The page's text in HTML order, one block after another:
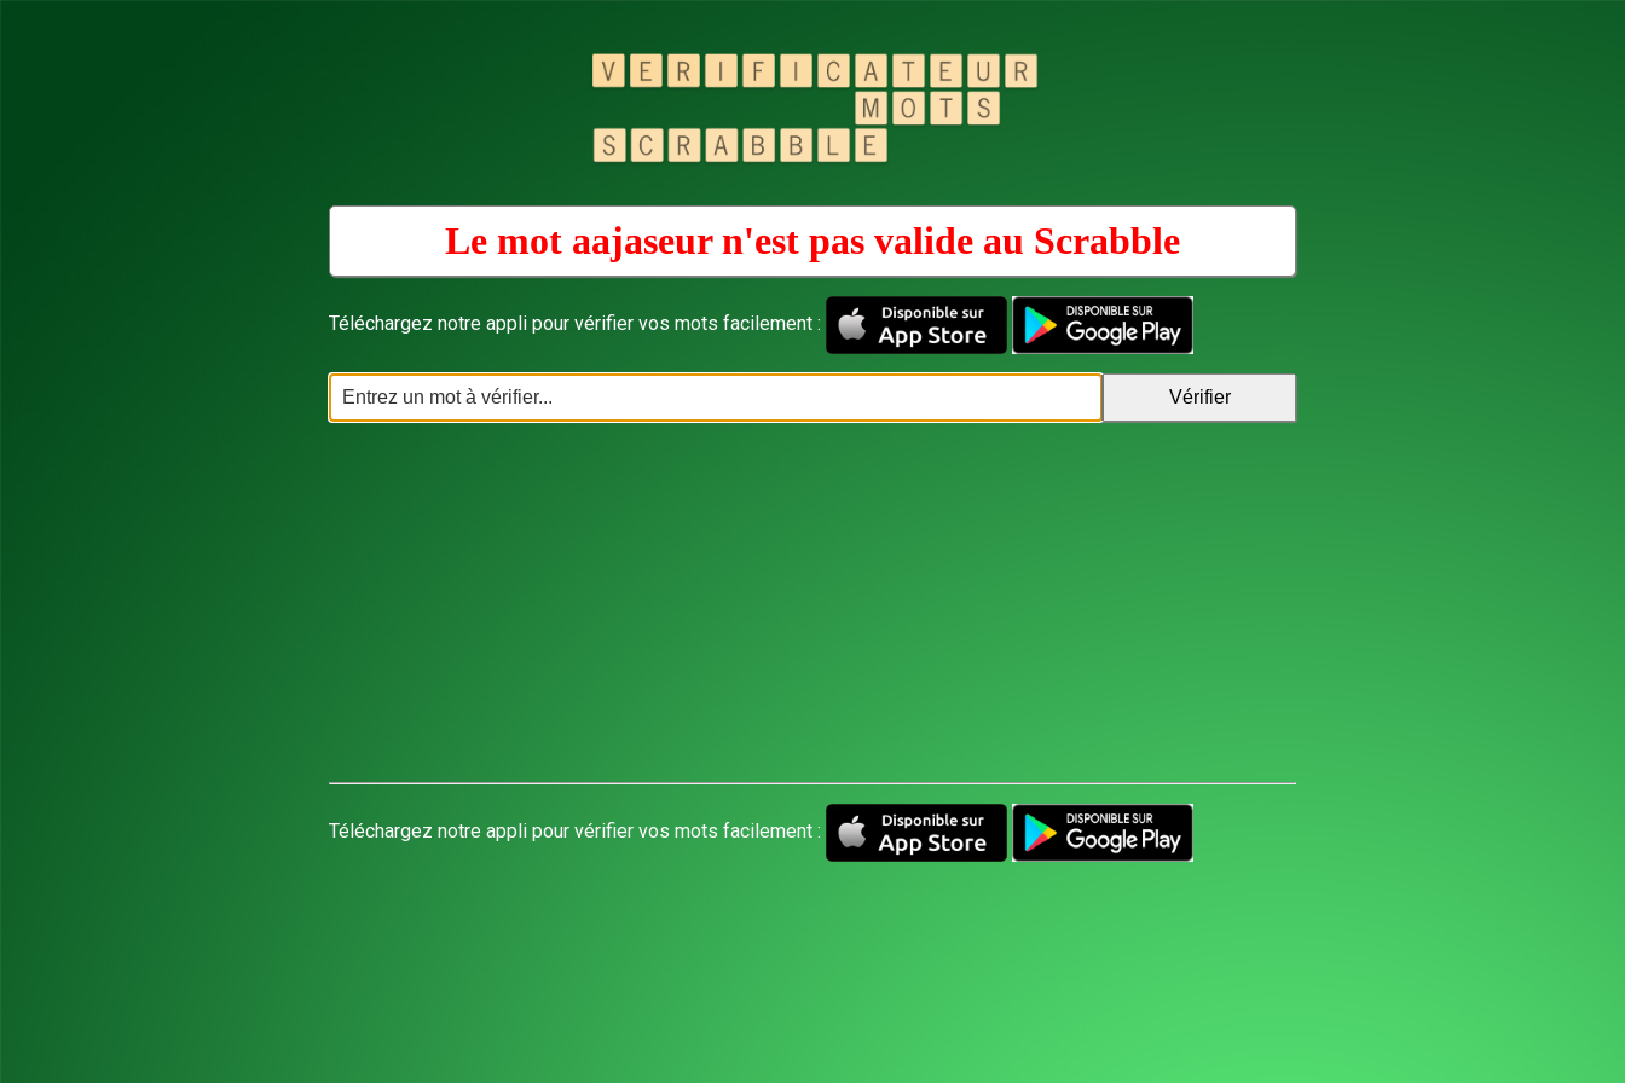
Le mot aajaseur n'est pas valide au Scrabble
Téléchargez notre appli pour vérifier vos mots facilement :
Téléchargez notre appli pour vérifier vos mots facilement :